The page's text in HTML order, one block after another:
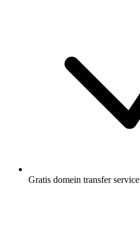
Gratis domein transfer service